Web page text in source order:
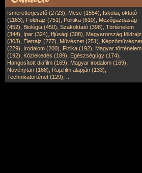
Ismeretterjesztő (2723), Mese (1554), Iskolai, oktató
(1163), Földrajz (751), Politika (610), Mezőgazdaság
(452), Biológia (450), Szakoktató (398), Történelem
(344), Ipar (324), Ifjúsági (308), Magyarország
(303), Életrajz (277), Művészet (251), Képzőművészet
(229), Irodalom (200), Fizika (192), Magyar történelem
(192), Közlekedés (189), Egészségügy (174),
Hangosított diafilm (169), Magyar irodalom (169),
Növénytan (168), Rajzfilm alapján (133),
Technikatörténet (129),